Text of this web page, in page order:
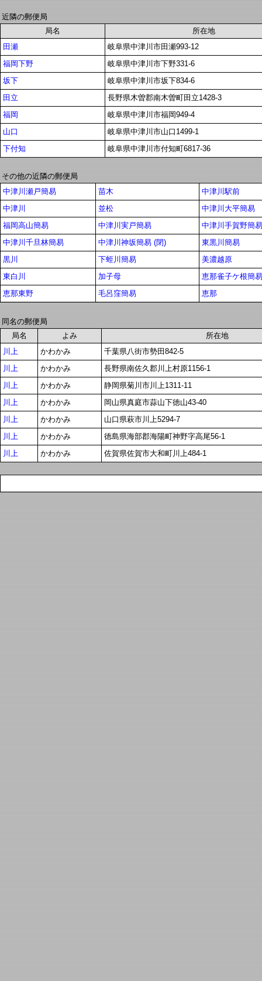
近隣の郵便局
局名
所在地
田瀬
岐阜県中津川市田瀬993-12
福岡下野
岐阜県中津川市下野331-6
坂下
岐阜県中津川市坂下834-6
田立
長野県木曽郡南木曽町田立1428-3
福岡
岐阜県中津川市福岡949-4
山口
岐阜県中津川市山口1499-1
下付知
岐阜県中津川市付知町6817-36
その他の近隣の郵便局
中津川瀬戸簡易
苗木
中津川駅前
中津川
並松
中津川大平簡易
福岡高山簡易
中津川実戸簡易
中津川手賀野簡易
中津川千旦林簡易
中津川神坂簡易 (閉)
東黒川簡易
黒川
下蛭川簡易
美濃越原
東白川
加子母
恵那雀子ケ根簡易
恵那東野
毛呂窪簡易 恵那
同名の郵便局
局名
よみ
所在地
川上
かわかみ
千葉県八街市勢田842-5
川上
かわかみ
長野県南佐久郡川上村原1156-1
川上
かわかみ
静岡県菊川市川上1311-11
川上
かわかみ
岡山県真庭市蒜山下徳山43-40
川上
かわかみ
山口県萩市川上5294-7
川上
かわかみ
徳島県海部郡海陽町神野字高尾56-1
川上
かわかみ 佐賀県佐賀市大和町川上484-1